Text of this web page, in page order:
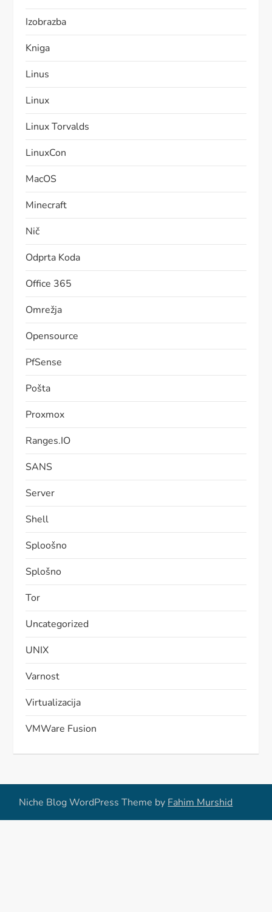
Izobrazba
Kniga
Linus
Linux
Linux Torvalds
LinuxCon
MacOS
Minecraft
Nič
Odprta Koda
Office 365
Omrežja
Opensource
PfSense
Pošta
Proxmox
Ranges.IO
SANS
Server
Shell
Sploošno
Splošno
Tor
Uncategorized
UNIX
Varnost
Virtualizacija
VMWare Fusion
Niche Blog WordPress Theme by Fahim Murshid